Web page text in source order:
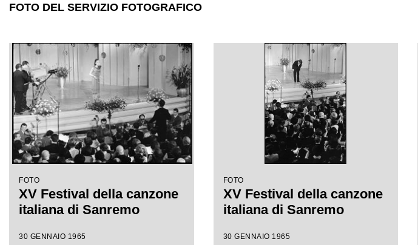
FOTO DEL SERVIZIO FOTOGRAFICO
FOTO
XV Festival della canzone
italiana di Sanremo
30 GENNAIO 1965
FOTO
XV Festival della canzone
italiana di Sanremo
30 GENNAIO 1965